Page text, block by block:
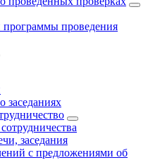
программы проведения
заседаниях
заседания
с предложениями об